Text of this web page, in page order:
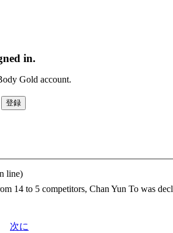
in.
Gold account.
line)
14 to 5 competitors, Chan Yun To was
次に